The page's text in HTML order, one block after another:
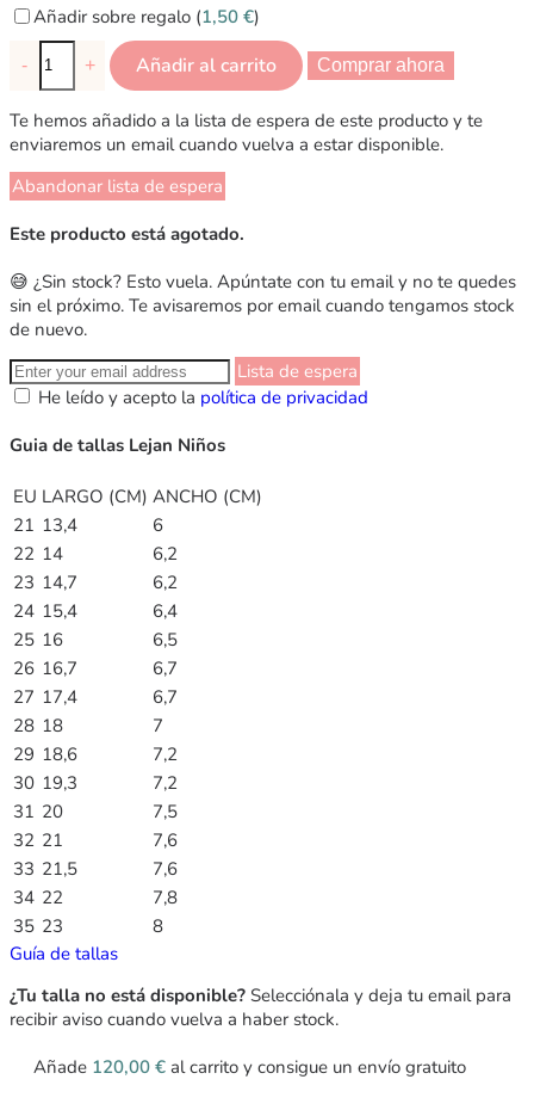
Añadir sobre regalo (1,50 €)
- + Añadir al carrito Comprar ahora
Te hemos añadido a la lista de espera de este producto y te
enviaremos un email cuando vuelva a estar disponible.
Abandonar lista de espera
Este producto está agotado.
😅 ¿Sin stock? Esto vuela. Apúntate con tu email y no te quedes
sin el próximo. Te avisaremos por email cuando tengamos stock
de nuevo.
Lista de espera
He leído y acepto la política de privacidad
Guia de tallas Lejan Niños
EU LARGO (CM) ANCHO (CM)
21 13,4
6
22 14
6,2
23 14,7
6,2
24 15,4
6,4
25 16
6,5
26 16,7
6,7
27 17,4
6,7
28 18
7
29 18,6
7,2
30 19,3
7,2
31 20
7,5
32 21
7,6
33 21,5
7,6
34 22
7,8
35 23
8
Guía de tallas
¿Tu talla no está disponible? Selecciónala y deja tu email para
recibir aviso cuando vuelva a haber stock.
Añade 120,00 € al carrito y consigue un envío gratuito